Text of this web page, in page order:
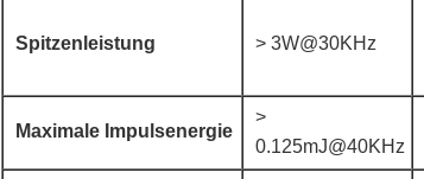
Spitzenleistung > 3W@30KHz
Maximale Impulsenergie
>
0.125mJ@40KHz